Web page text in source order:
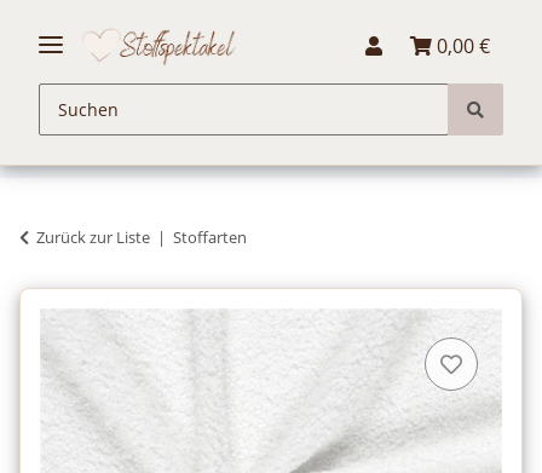
0,00 €
Zurück zur Liste Stoffarten